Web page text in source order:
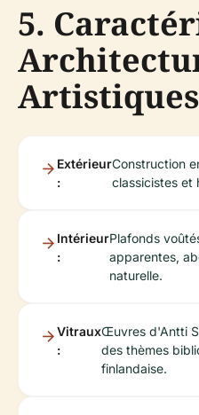
5.
Artistiques
Extérieur
:
Construction
classicistes et
Intérieur
:
Plafonds
apparentes,
naturelle.
Vitraux
:
Œuvres d'Antti
des thèmes
finlandaise.